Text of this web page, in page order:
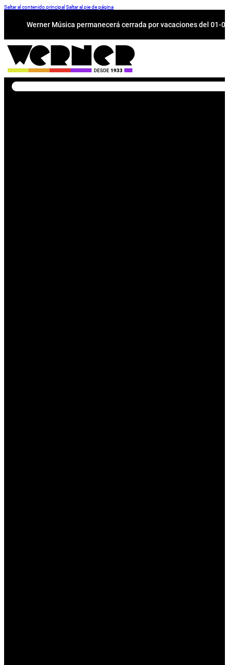
Saltar al contenido principal Saltar al pie de página
Werner Música permanecerá cerrada por vacaciones del 01-
Buscar